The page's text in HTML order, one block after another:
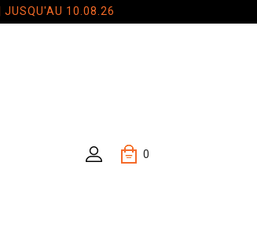
| JUSQU'AU 10.08.26
0